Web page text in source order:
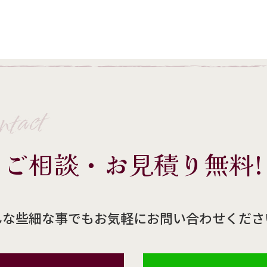
ご相談・お見積り無料!
些細な事でもお気軽にお問い合わせくだ